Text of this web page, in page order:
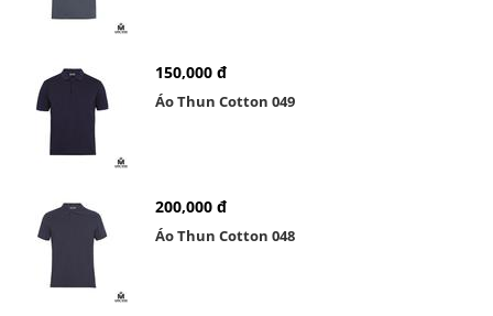
150,000 đ
Áo Thun Cotton 049
200,000 đ
Áo Thun Cotton 048